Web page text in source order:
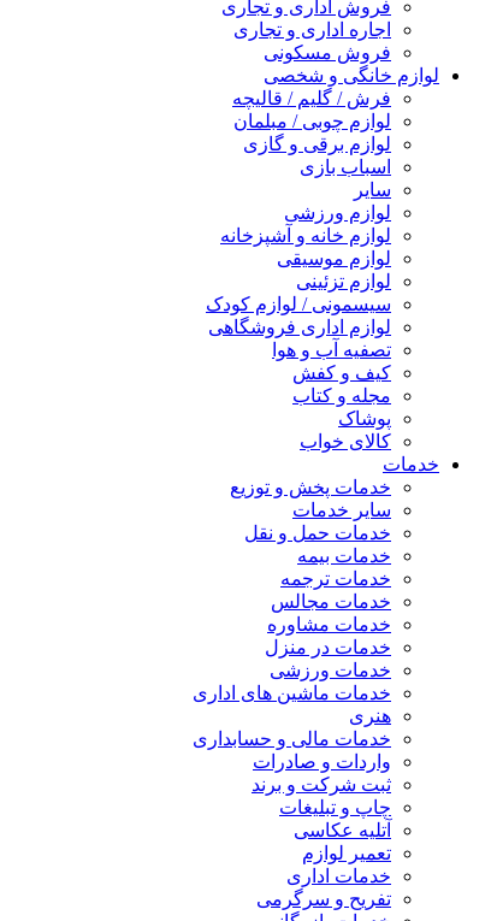
فروش اداری و تجاری
اجاره اداری و تجاری
فروش مسکونی
لوازم خانگی و شخصی
فرش / گلیم / قالیچه
لوازم چوبی / مبلمان
لوازم برقی و گازی
اسباب بازی
سایر
لوازم ورزشی
لوازم خانه و آشپزخانه
لوازم موسیقی
لوازم تزئینی
سیسمونی / لوازم کودک
لوازم اداری فروشگاهی
تصفیه آب و هوا
کیف و کفش
مجله و کتاب
پوشاک
کالای خواب
خدمات
خدمات پخش و توزیع
سایر خدمات
خدمات حمل و نقل
خدمات بیمه
خدمات ترجمه
خدمات مجالس
خدمات مشاوره
خدمات در منزل
خدمات ورزشی
خدمات ماشین های اداری
هنری
خدمات مالی و حسابداری
واردات و صادرات
ثبت شرکت و برند
چاپ و تبلیغات
آتلیه عکاسی
تعمیر لوازم
خدمات اداری
تفریح و سرگرمی